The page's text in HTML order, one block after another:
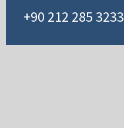
+90 212 285 3233